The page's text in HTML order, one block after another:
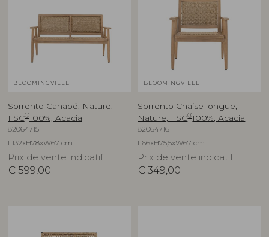
BLOOMINGVILLE
Sorrento Canapé, Nature,
FSC®100%, Acacia
82064715
L132xH78xW67 cm
Prix de vente indicatif
€ 599,00
BLOOMINGVILLE
Sorrento Chaise longue,
Nature, FSC®100%, Acacia
82064716
L66xH75,5xW67 cm
Prix de vente indicatif
€ 349,00